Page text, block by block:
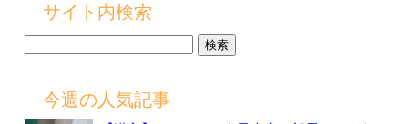
サイト内検索
今週の人気記事